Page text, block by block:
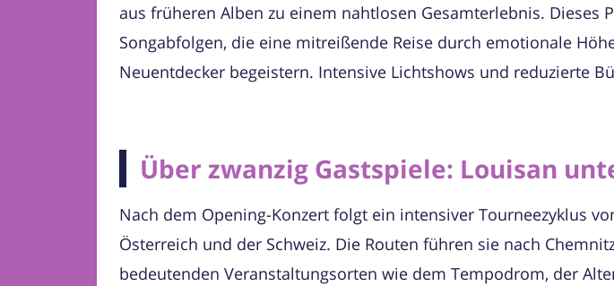
aus früheren Alben zu einem nahtlosen Gesamterlebnis.
Songabfolgen, die eine mitreißende Reise durch emotionale
Neuentdecker begeistern. Intensive Lichtshows und reduzierte
Über zwanzig Gastspiele: Louisan
Nach dem Opening-Konzert folgt ein intensiver Tourneezyklus
Österreich und der Schweiz. Die Routen führen sie nach
bedeutenden Veranstaltungsorten wie dem Tempodrom, der